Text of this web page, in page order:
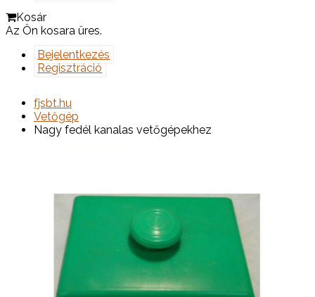
Kosár
Az Ön kosara üres.
Bejelentkezés
Regisztráció
fjsbt.hu
Vetőgép
Nagy fedél kanalas vetőgépekhez